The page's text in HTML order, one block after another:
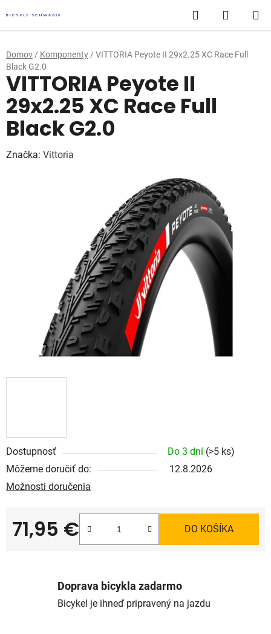
na
obsah
Hľadať
KOŠÍK
Domov / Komponenty / VITTORIA Peyote II 29x2.25 XC Race Full
Black G2.0
Dostupnosť Do 3 dní (>5 ks)
Môžeme doručiť do:
12.8.2026
Možnosti doručenia
71,95 €
Jednotková cena:
DO KOŠÍKA
VITTORIA Peyote II
29x2.25 XC Race Full
Black G2.0
Značka: Vittoria
Doprava bicykla zadarmo
Bicykel je ihneď pripravený na jazdu